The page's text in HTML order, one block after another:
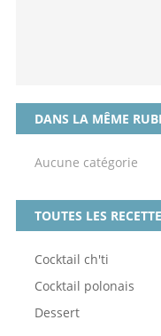
DANS LA MÊME
Aucune catégorie
TOUTES LES
Cocktail ch'ti
Cocktail polonais
Dessert